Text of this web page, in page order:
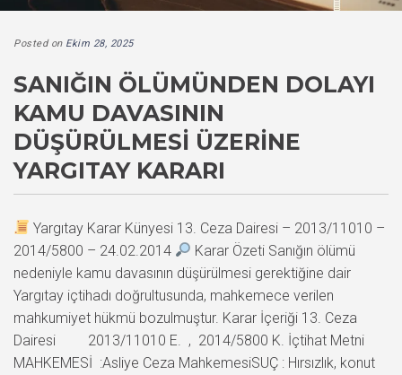
Posted on Ekim 28, 2025
SANIĞIN ÖLÜMÜNDEN DOLAYI
KAMU DAVASININ
DÜŞÜRÜLMESI ÜZERINE
YARGITAY KARARI
Yargıtay Karar Künyesi 13. Ceza Dairesi – 2013/11010 –
2014/5800 – 24.02.2014
Karar Özeti Sanığın ölümü
nedeniyle kamu davasının düşürülmesi gerektiğine dair
Yargıtay içtihadı doğrultusunda, mahkemece verilen
mahkumiyet hükmü bozulmuştur. Karar İçeriği 13. Ceza
Dairesi 2013/11010 E. , 2014/5800 K. İçtihat Metni
MAHKEMESİ :Asliye Ceza MahkemesiSUÇ : Hırsızlık, konut